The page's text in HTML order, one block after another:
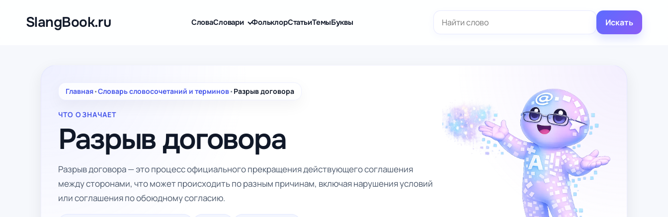
содержимомуSlangBook.ru СловаСловари ФольклорСтатьиТемыБуквы Искать
Главная•Словарь словосочетаний и терминов• Разрыв договора
ЧТО ОЗНАЧАЕТ
Разрыв договора
Разрыв договора — это процесс официального прекращения действующего соглашения
между сторонами, что может происходить по разным причинам, включая нарушения условий
или соглашения по обоюдному согласию.